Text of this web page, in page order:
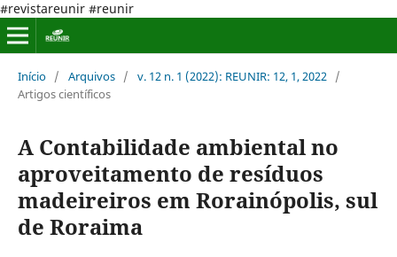
#revistareunir #reunir
Início / Arquivos / v. 12 n. 1 (2022): REUNIR: 12, 1, 2022 /
Artigos científicos
A Contabilidade ambiental no
aproveitamento de resíduos
madeireiros em Rorainópolis, sul
de Roraima